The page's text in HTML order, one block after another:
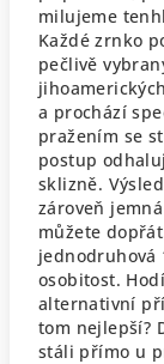
milujeme
Každé zrnko
pečlivě
a prochází
pražením se
postup
sklizně.
zároveň
můžete
jednodruhová
osobitost.
alternativní
tom nejlepší?
stáli přímo u